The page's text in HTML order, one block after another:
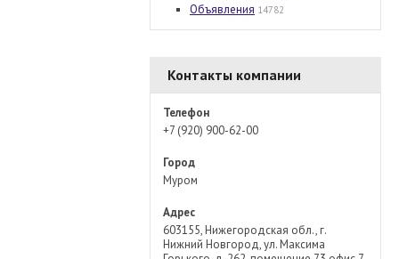
Объявления 14782
Контакты компании
Телефон
+7 (920) 900-62-00
Город
Муром
Адрес
603155, Нижегородская обл., г.
Нижний Новгород, ул. Максима